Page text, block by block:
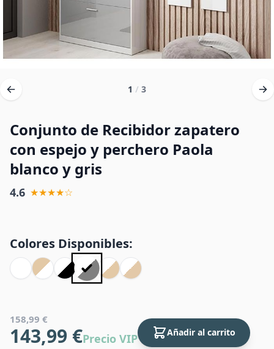
1 / 3
Conjunto de Recibidor zapatero
con espejo y perchero Paola
blanco y gris
4.6 ★★★★☆
Colores Disponibles:
158,99 €
143,99 €Precio VIP Añadir al carrito